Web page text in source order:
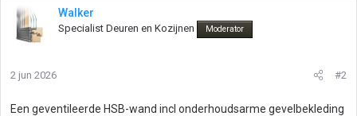
Walker
Specialist Deuren en Kozijnen Moderator
2 jun 2026 #2
Een geventileerde HSB-wand incl onderhoudsarme gevelbekleding